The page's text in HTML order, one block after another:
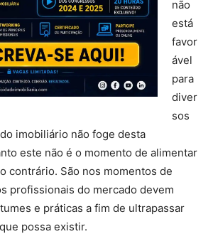
não
está
favor
ável
para
diver
sos
imobiliário não foge desta
este não é o momento de alimentar
contrário. São nos momentos de
profissionais do mercado devem
e práticas a fim de ultrapassar
possa existir.